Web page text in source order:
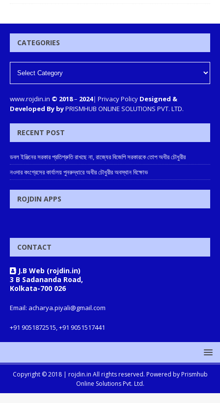
CATEGORIES
www.rojdin.in © 2018– 2024| Privacy Policy Designed &
Developed By byPRISMHUB ONLINE SOLUTIONS PVT. LTD.
RECENT POST
ডবল ইঞ্জিনের সরকার প্রতিশ্রুতি রাখছে না, রাজ্যের বিজেপি সরকারকে তোপ অধীর চৌধুরীর
নওদার কংগ্রেসের কার্যালয় পুনরুদ্ধারে অধীর চৌধুরীর অবস্থান বিক্ষোভ
ROJDIN APPS
CONTACT
J.B Web (rojdin.in)
3 B Sadananda Road,
Kolkata-700 026
Email: acharya.piyali@gmail.com
+91 9051872515, +91 9051517441
Copyright © 2018 | rojdin.in All rights reserved. Powered by Prismhub
Online Solutions Pvt. Ltd.